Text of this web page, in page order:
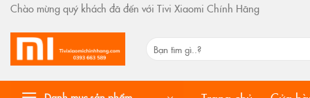
Skip
content
Chào mừng quý khách đã đến với Tivi Xiaomi Chính Hãng
Tìm
kiếm: